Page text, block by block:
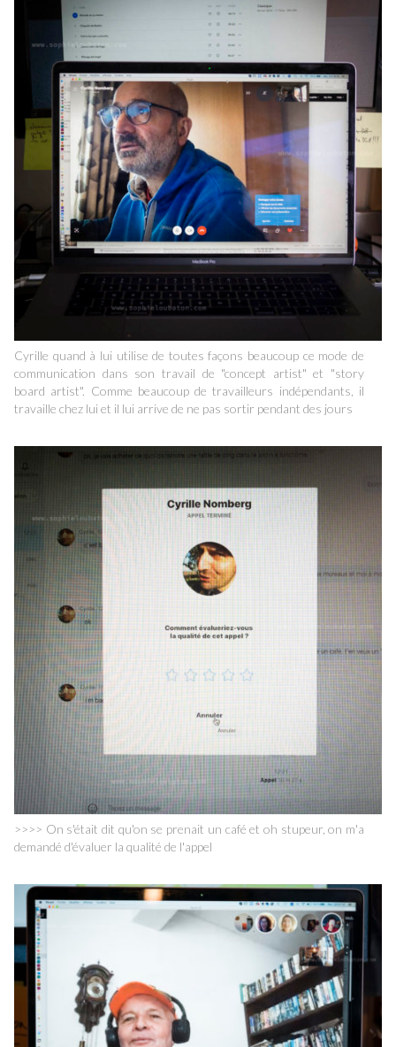
Cyrille quand à lui utilise de toutes façons beaucoup ce mode de
communication dans son travail de "concept artist" et "story
board artist". Comme beaucoup de travailleurs indépendants, il
travaille chez lui et il lui arrive de ne pas sortir pendant des jours
>>>> On s'était dit qu'on se prenait un café et oh stupeur, on m'a
demandé d'évaluer la qualité de l'appel